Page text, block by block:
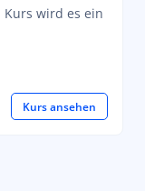
wird es ein
Kurs ansehen